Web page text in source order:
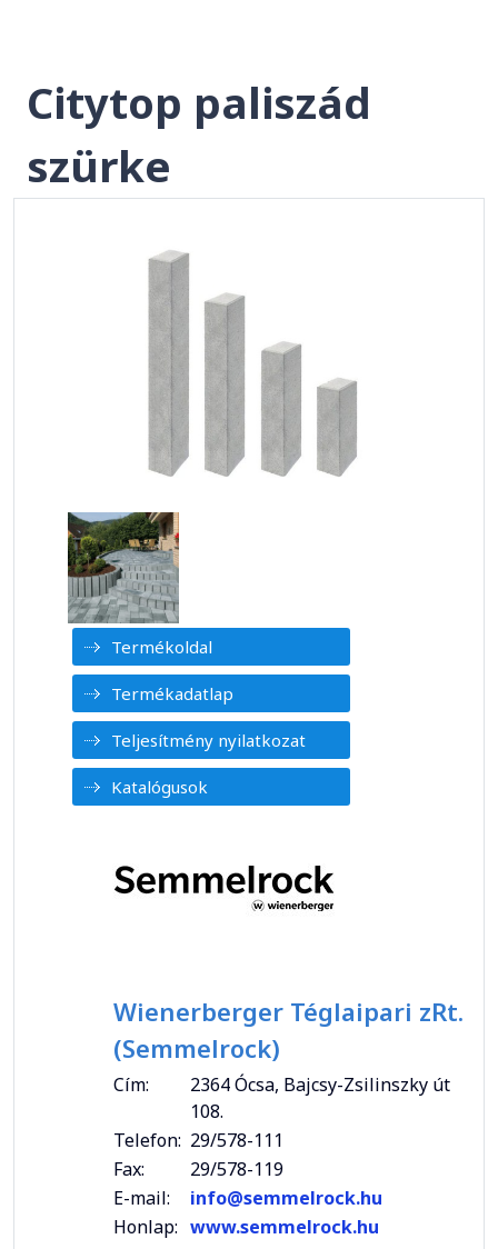
Citytop paliszád
szürke
Termékoldal
Termékadatlap
Teljesítmény nyilatkozat
Katalógusok
Wienerberger Téglaipari zRt.
(Semmelrock)
Cím:
2364 Ócsa, Bajcsy-Zsilinszky út
108.
Telefon: 29/578-111
Fax:
29/578-119
E-mail:
info@semmelrock.hu
Honlap: www.semmelrock.hu